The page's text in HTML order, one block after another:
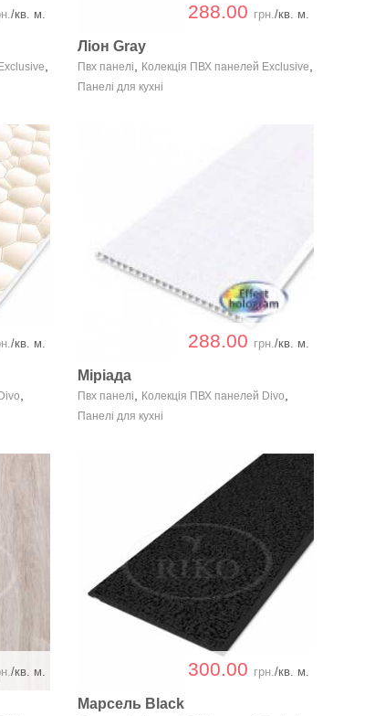
/кв. м.
,
288.00 грн./кв. м.
Ліон Gray
Пвх панелі, Колекція ПВХ панелей Exclusive,
Панелі для кухні
/кв. м. 288.00 грн. /кв. м.
Міріада
Пвх панелі Колекція ПВХ панелей Divo
Панелі для кухні
/кв. м. 300.00 грн./кв. м.
Марсель Black